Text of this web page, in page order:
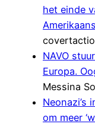
het einde
NAVO
Europa.
Messina
Neonazi’s
om meer